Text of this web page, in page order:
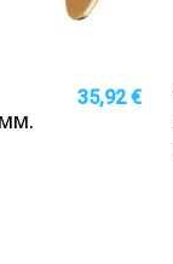
35,92 €